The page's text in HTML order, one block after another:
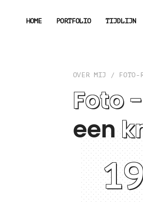
HOME PORTFOLIO TIJDLIJN
OVER MIJ / FOTO-
Foto
een